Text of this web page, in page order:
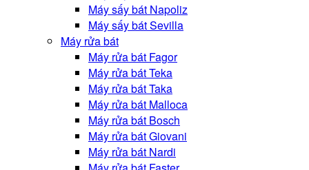
Máy sấy bát Napoliz
Máy sấy bát Sevilla
Máy rửa bát
Máy rửa bát Fagor
Máy rửa bát Teka
Máy rửa bát Taka
Máy rửa bát Malloca
Máy rửa bát Bosch
Máy rửa bát Giovani
Máy rửa bát Nardi